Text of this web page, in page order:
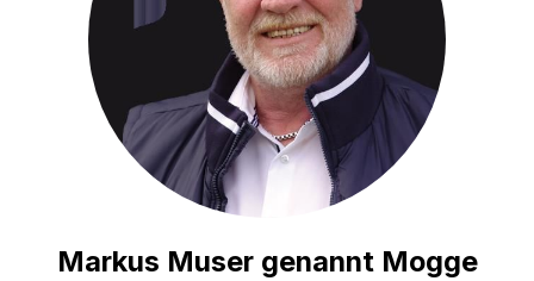
Markus Muser genannt Mogge